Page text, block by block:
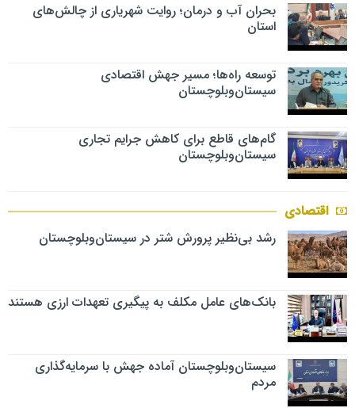
بحران آب و درمان؛ روایت شهریاری از چالش‌های
استان
توسعه راه‌ها؛ مسیر جهش اقتصادی
سیستان‌وبلوچستان
گام‌های قاطع برای کاهش جرایم تجاری
سیستان‌وبلوچستان
اقتصادی
رشد بی‌نظیر پرورش شتر در سیستان‌وبلوچستان
بانک‌های عامل مکلف به پیگیری تعهدات ارزی هستند
سیستان‌وبلوچستان آماده جهش با سرمایه‌گذاری
مردم